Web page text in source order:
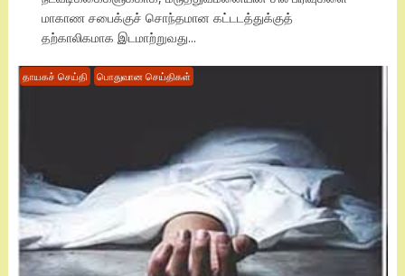
மாகாண சபைக்குச் சொந்தமான கட்டடத்துக்குத்
தற்காலிகமாக இடமாற்றுவது...
தாயகச் செய்தி பொதுவான செய்திகள்